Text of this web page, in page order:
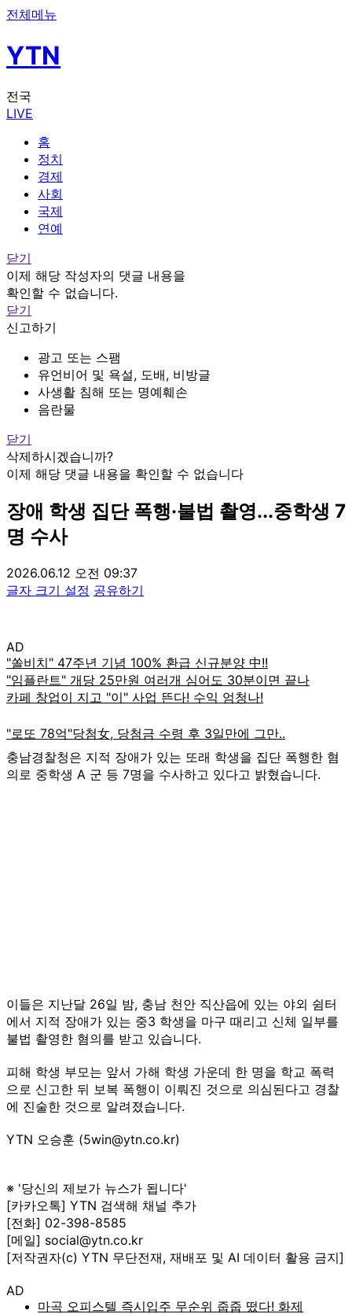
전체메뉴
YTN
전국
LIVE
홈
정치
경제
사회
국제
연예
닫기
이제 해당 작성자의 댓글 내용을
확인할 수 없습니다.
닫기
신고하기
광고 또는 스팸
유언비어 및 욕설, 도배, 비방글
사생활 침해 또는 명예훼손
음란물
닫기
삭제하시겠습니까?
이제 해당 댓글 내용을 확인할 수 없습니다
장애 학생 집단 폭행·불법 촬영...중학생 7
명 수사
2026.06.12 오전 09:37
글자 크기 설정 공유하기
AD
충남경찰청은 지적 장애가 있는 또래 학생을 집단 폭행한 혐
의로 중학생 A 군 등 7명을 수사하고 있다고 밝혔습니다.
이들은 지난달 26일 밤, 충남 천안 직산읍에 있는 야외 쉼터
에서 지적 장애가 있는 중3 학생을 마구 때리고 신체 일부를
불법 촬영한 혐의를 받고 있습니다.
피해 학생 부모는 앞서 가해 학생 가운데 한 명을 학교 폭력
으로 신고한 뒤 보복 폭행이 이뤄진 것으로 의심된다고 경찰
에 진술한 것으로 알려졌습니다.
YTN 오승훈 (5win@ytn.co.kr)
※ '당신의 제보가 뉴스가 됩니다'
[카카오톡] YTN 검색해 채널 추가
[전화] 02-398-8585
[메일] social@ytn.co.kr
[저작권자(c) YTN 무단전재, 재배포 및 AI 데이터 활용 금지]
AD